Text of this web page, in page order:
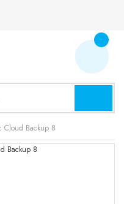
Cloud Backup 8